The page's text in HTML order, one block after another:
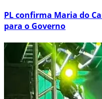
PL confirma Maria do
para o Governo